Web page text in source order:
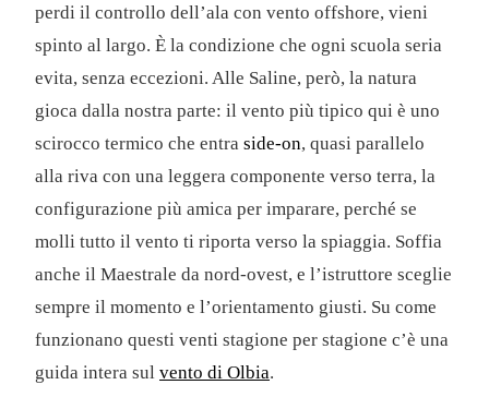
perdi il controllo dell’ala con vento offshore, vieni
spinto al largo. È la condizione che ogni scuola seria
evita, senza eccezioni. Alle Saline, però, la natura
gioca dalla nostra parte: il vento più tipico qui è uno
scirocco termico che entra side-on, quasi parallelo
alla riva con una leggera componente verso terra, la
configurazione più amica per imparare, perché se
molli tutto il vento ti riporta verso la spiaggia. Soffia
anche il Maestrale da nord-ovest, e l’istruttore sceglie
sempre il momento e l’orientamento giusti. Su come
funzionano questi venti stagione per stagione c’è una
guida intera sul vento di Olbia.